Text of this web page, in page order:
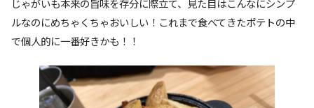
じゃがいも本来の旨味を存分に際立て、見た目はこんなにシンプ
ルなのにめちゃくちゃおいしい！これまで食べてきたポテトの中
で個人的に一番好きかも！！